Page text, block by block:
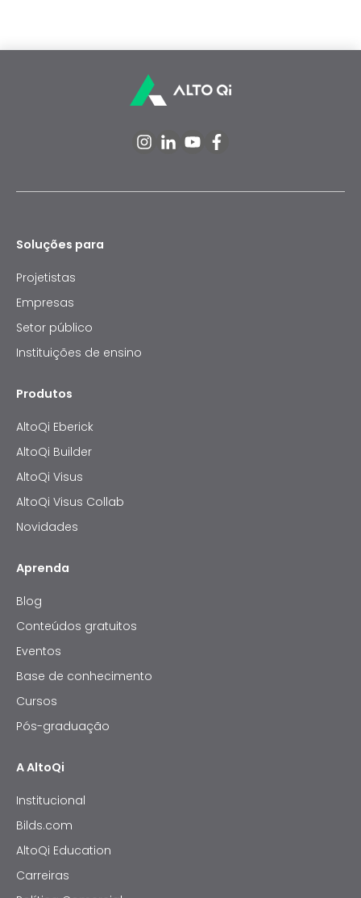
Soluções para
Projetistas
Empresas
Setor público
Instituições de ensino
Produtos
AltoQi Eberick
AltoQi Builder
AltoQi Visus
AltoQi Visus Collab
Novidades
Aprenda
Blog
Conteúdos gratuitos
Eventos
Base de conhecimento
Cursos
Pós-graduação
A AltoQi
Institucional
Bilds.com
AltoQi Education
Carreiras